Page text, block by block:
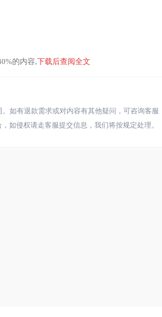
的内容,下载后查阅全文
如有退款需求或对内容有其他疑问，可咨询客服
如侵权请走客服提交信息，我们将按规定处理。